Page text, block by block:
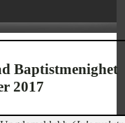
Baptistmenighet
2017